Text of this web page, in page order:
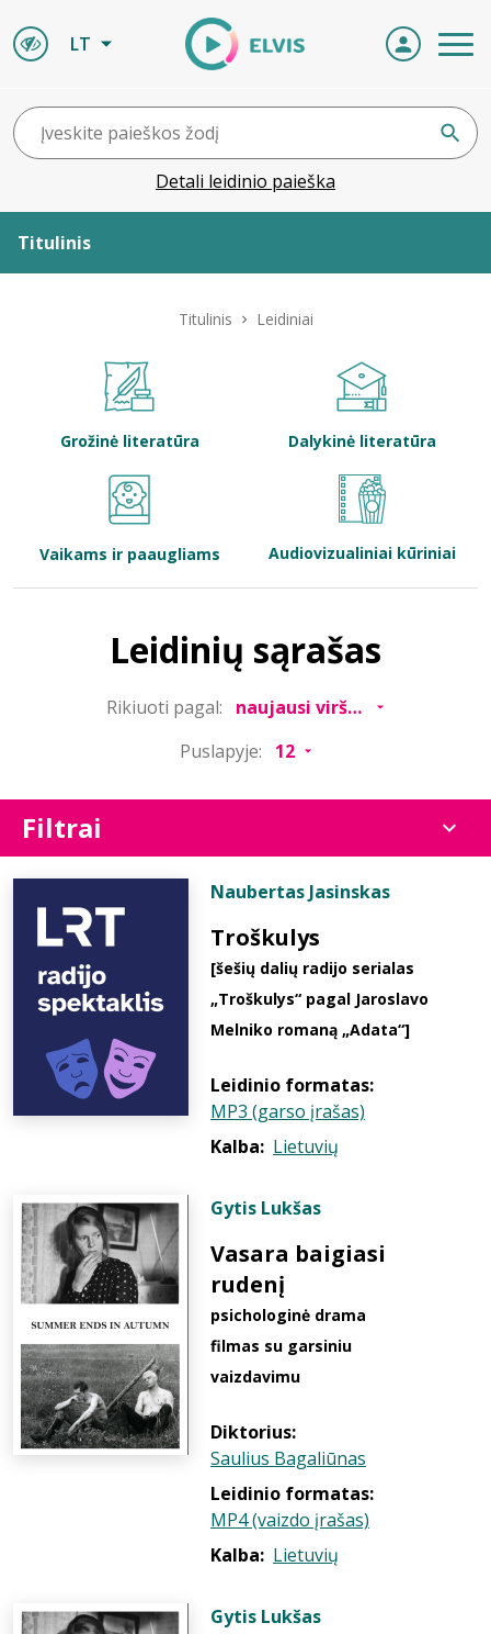
LT
Detali leidinio paieška
Titulinis
Bibliotekoms
Titulinis Leidiniai
Grožinė literatūra Dalykinė literatūra
Vaikams ir paaugliams Audiovizualiniai kūriniai
Leidinių sąrašas
Rikiuoti pagal:
Puslapyje:
Filtrai
Naubertas Jasinskas
Troškulys
[šešių dalių radijo serialas
„Troškulys“ pagal Jaroslavo
Melniko romaną „Adata“]
Leidinio formatas:
MP3 (garso įrašas)
Kalba: Lietuvių
Gytis Lukšas
Vasara baigiasi
rudenį
psichologinė drama
filmas su garsiniu
vaizdavimu
Diktorius:
Saulius Bagaliūnas
Leidinio formatas:
MP4 (vaizdo įrašas)
Kalba: Lietuvių
Gytis Lukšas